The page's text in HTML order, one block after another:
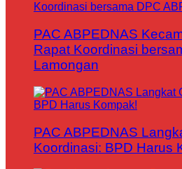
PAC ABPEDNAS
Rapat Koordinasi
Lamongan
PAC ABPEDNAS
Koordinasi: BPD Harus